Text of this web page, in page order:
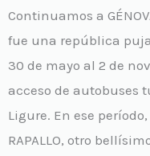
Continuamos a
fue una república
30 de mayo al 2 de
acceso de autobuses
Ligure. En ese
RAPALLO, otro